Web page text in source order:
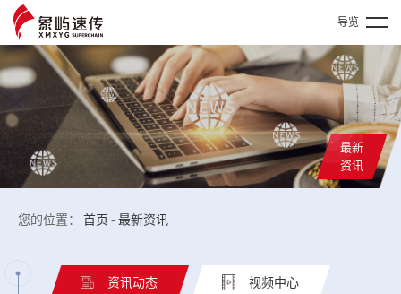
导览
最新
资讯
您的位置： 首页 - 最新资讯
资讯动态 视频中心